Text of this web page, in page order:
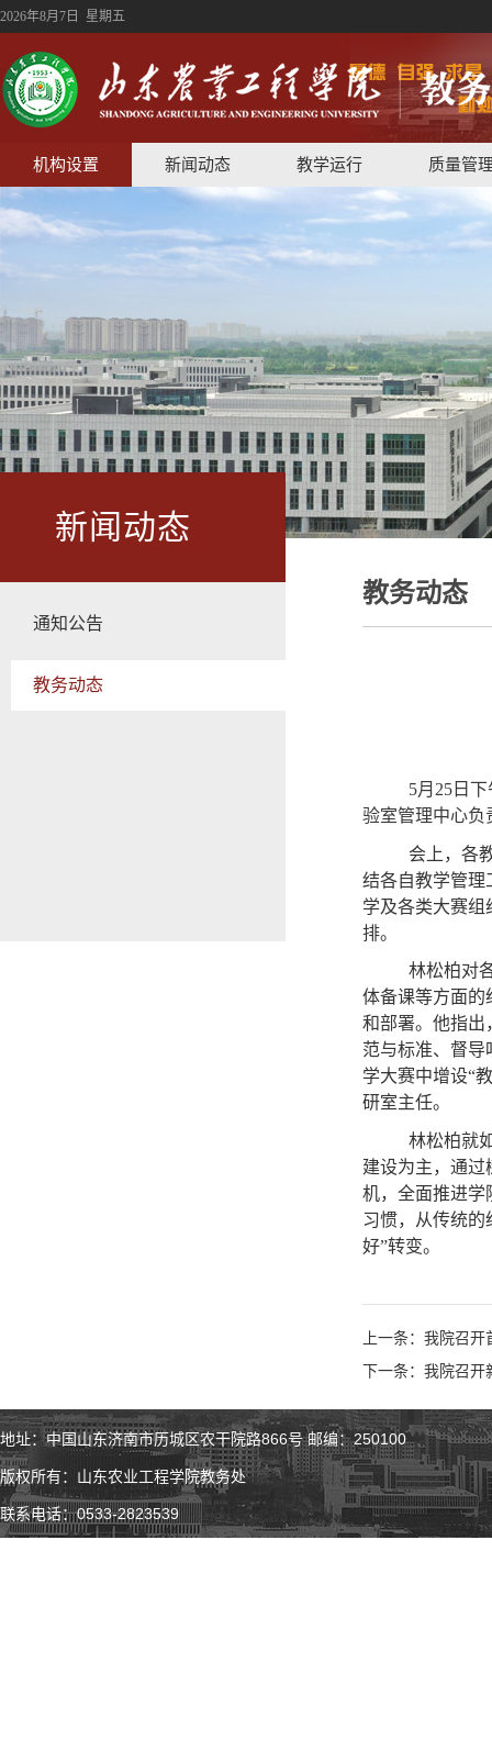
2026年8月7日 星期五
机构设置 新闻动态 教学运行 质量管
新闻动态
通知公告
教务动态
教务动态
5月 25日 下
验室管理中心负
会上，各
结各自教学管理
学及各类大赛组
排。
林松柏对
体备课等方面的
和部署。他指出
范与标准、督导
学大赛中增设“
研室主任。
林松柏就
建设为主，通
机，全面推进学
习惯，从传统的
好”转变。
上一条：我院召
下一条：我院召开
地址：中国山东济南市历城区农干院路866号 邮编：250100
版权所有：山东农业工程学院教务处
联系电话：0533-2823539